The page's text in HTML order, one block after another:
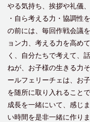
やる気持ち、挨拶や礼儀
・自ら考える力・協調性
の前には、毎回作戦会議
ョン力、考える力を高め
く、自分たちで考えて、
ねが、お子様の生きる力
ールフェリーチェは、お
を随所に取り入れること
成長を一緒にいて、感じ
い時間を是非一緒に作り